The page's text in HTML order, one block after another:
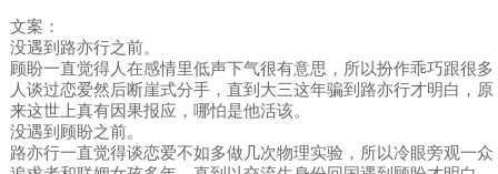
文案：
没遇到路亦行之前。
顾盼一直觉得人在感情里低声下气很有意思，所以扮作乖巧跟很多
人谈过恋爱然后断崖式分手，直到大三这年骗到路亦行才明白，原
来这世上真有因果报应，哪怕是他活该。
没遇到顾盼之前。
路亦行一直觉得谈恋爱不如多做几次物理实验，所以冷眼旁观一众